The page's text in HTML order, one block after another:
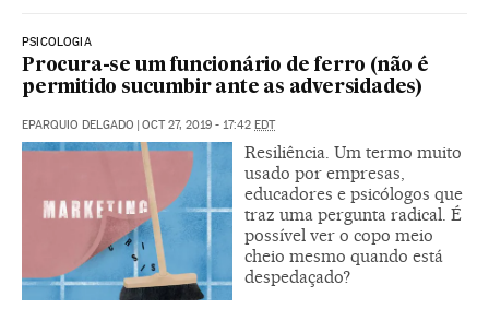
PSICOLOGIA
Procura-se um funcionário de ferro (não é
permitido sucumbir ante as adversidades)
EPARQUIO DELGADO | OCT 27, 2019 - 17:42 EDT
Resiliência. Um termo muito
usado por empresas,
educadores e psicólogos que
traz uma pergunta radical. É
possível ver o copo meio
cheio mesmo quando está
despedaçado?